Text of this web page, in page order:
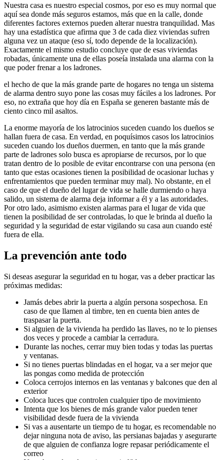
Nuestra casa es nuestro especial cosmos, por eso es muy normal que
aquí sea donde más seguros estamos, más que en la calle, donde
diferentes factores externos pueden alterar nuestra tranquilidad. Mas
hay una estadística que afirma que 3 de cada diez viviendas sufren
alguna vez un ataque (eso sí, todo depende de la localización).
Exactamente el mismo estudio concluye que de esas viviendas
robadas, únicamente una de ellas poseía instalada una alarma con la
que poder frenar a los ladrones.
el hecho de que la más grande parte de hogares no tenga un sistema
de alarma dentro suyo pone las cosas muy fáciles a los ladrones. Por
eso, no extraña que hoy día en España se generen bastante más de
ciento cinco mil asaltos.
La enorme mayoría de los latrocinios suceden cuando los dueños se
hallan fuera de casa. En verdad, en poquísimos casos los latrocinios
suceden cuando los dueños duermen, en tanto que la más grande
parte de ladrones solo busca es apropiarse de recursos, por lo que
tratan dentro de lo posible de evitar encontrarse con una persona (en
tanto que estas ocasiones tienen la posibilidad de ocasionar luchas y
enfrentamientos que pueden terminar muy mal). No obstante, en el
caso de que el dueño del lugar de vida se halle durmiendo o haya
salido, un sistema de alarma deja informar a él y a las autoridades.
Por otro lado, asimismo existen alarmas para el lugar de vida que
tienen la posibilidad de ser controladas, lo que le brinda al dueño la
seguridad y la seguridad de estar vigilando su casa aun cuando esté
fuera de ella.
La prevención ante todo
Si deseas asegurar la seguridad en tu hogar, vas a deber practicar las
próximas medidas:
Jamás debes abrir la puerta a algún persona sospechosa. En
caso de que llamen al timbre, ten en cuenta bien antes de
traspasar la puerta.
Si alguien de la vivienda ha perdido las llaves, no te lo pienses
dos veces y procede a cambiar la cerradura.
Durante las noches, cerrar muy bien todas y todas las puertas
y ventanas.
Si no tienes puertas blindadas en el hogar, va a ser mejor que
las pongas como medida de protección
Coloca cerrojos internos en las ventanas y balcones que den al
exterior
Coloca luces que controlen cualquier tipo de movimiento
Intenta que los bienes de más grande valor pueden tener
visibilidad desde fuera de la vivienda
Si vas a ausentarte un tiempo de tu hogar, es recomendable no
dejar ninguna nota de aviso, las persianas bajadas y asegurarte
de que alguien de confianza logre repasar periódicamente el
correo